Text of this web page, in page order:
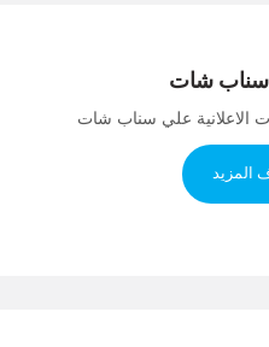
سناب شات
الاعلانية علي سناب شات
المزيد